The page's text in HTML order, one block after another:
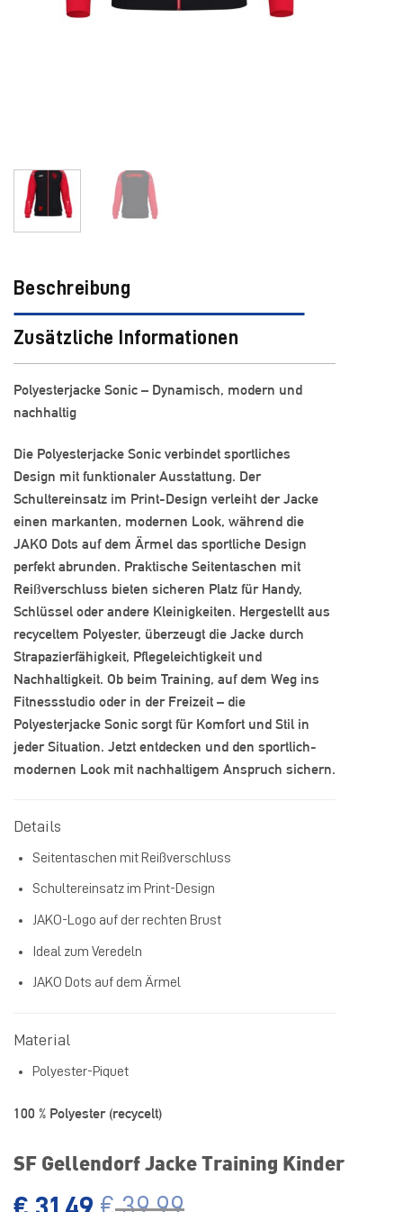
Beschreibung
Zusätzliche Informationen
Polyesterjacke Sonic – Dynamisch, modern und
nachhaltig
Die Polyesterjacke Sonic verbindet sportliches
Design mit funktionaler Ausstattung. Der
Schultereinsatz im Print-Design verleiht der Jacke
einen markanten, modernen Look, während die
JAKO Dots auf dem Ärmel das sportliche Design
perfekt abrunden. Praktische Seitentaschen mit
Reißverschluss bieten sicheren Platz für Handy,
Schlüssel oder andere Kleinigkeiten. Hergestellt aus
recyceltem Polyester, überzeugt die Jacke durch
Strapazierfähigkeit, Pflegeleichtigkeit und
Nachhaltigkeit. Ob beim Training, auf dem Weg ins
Fitnessstudio oder in der Freizeit – die
Polyesterjacke Sonic sorgt für Komfort und Stil in
jeder Situation. Jetzt entdecken und den sportlich-
modernen Look mit nachhaltigem Anspruch sichern.
Details
Seitentaschen mit Reißverschluss
Schultereinsatz im Print-Design
JAKO-Logo auf der rechten Brust
Ideal zum Veredeln
JAKO Dots auf dem Ärmel
Material
Polyester-Piquet
100 % Polyester (recycelt)
SF Gellendorf Jacke Training Kinder
€ 31,49 €39,99